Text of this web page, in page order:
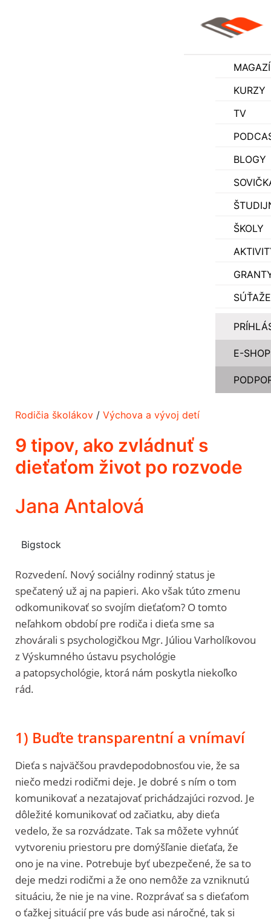
KURZY
TV
BLOGY
ŠKOLY
SÚŤAŽE
E-SHOP
Rodičia školákov / Výchova a vývoj detí
9 tipov, ako zvládnuť s
dieťaťom život po rozvode
Jana Antalová
Bigstock
Rozvedení. Nový sociálny rodinný status je
spečatený už aj na papieri. Ako však túto zmenu
odkomunikovať so svojím dieťaťom? O tomto
neľahkom období pre rodiča i dieťa sme sa
zhovárali s psychologičkou Mgr. Júliou Varholíkovou
z Výskumného ústavu psychológie
a patopsychológie, ktorá nám poskytla niekoľko
rád.
1) Buďte transparentní a vnímaví
Dieťa s najväčšou pravdepodobnosťou vie, že sa
niečo medzi rodičmi deje. Je dobré s ním o tom
komunikovať a nezatajovať prichádzajúci rozvod. Je
dôležité komunikovať od začiatku, aby dieťa
vedelo, že sa rozvádzate. Tak sa môžete vyhnúť
vytvoreniu priestoru pre domýšľanie dieťaťa, že
ono je na vine. Potrebuje byť ubezpečené, že sa to
deje medzi rodičmi a že ono nemôže za vzniknutú
situáciu, že nie je na vine. Rozprávať sa s dieťaťom
o ťažkej situácií pre vás bude asi náročné, tak si